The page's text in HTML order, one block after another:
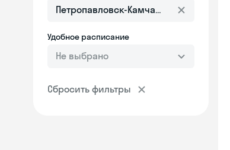
Удобное расписание
Не выбрано
Сбросить фильтры